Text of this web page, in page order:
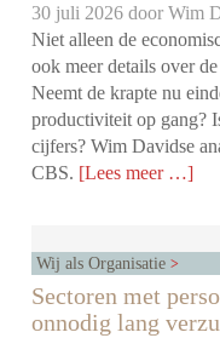
30 juli 2026 doorWim
Niet alleen de
ook meer details over
Neemt de krapte nu
productiviteit op gang?
cijfers? Wim Davidse
CBS. [Lees meer …]
Wij als Organisatie
Sectoren met
onnodig lang